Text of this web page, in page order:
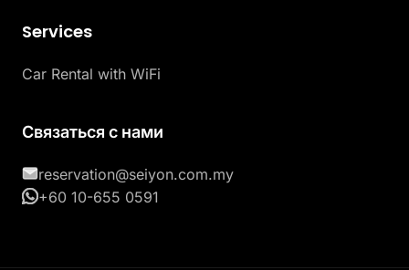
Services
Car Rental with WiFi
Связаться с нами
reservation@seiyon.com.my
+60 10-655 0591